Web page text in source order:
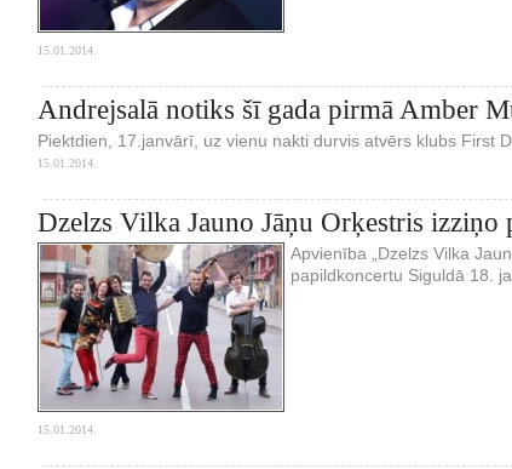
15.01.2014.
Andrejsalā notiks šī gada pirmā Amber
Piektdien, 17.janvārī, uz vienu nakti durvis atvērs klubs First
15.01.2014.
Dzelzs Vilka Jauno Jāņu Orķestris izziņo
Apvienība „Dzelzs Vilka
papildkoncertu Siguldā 18.
15.01.2014.